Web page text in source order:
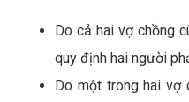
Do cả hai vợ chồng
quy định hai người
Do một trong hai vợ